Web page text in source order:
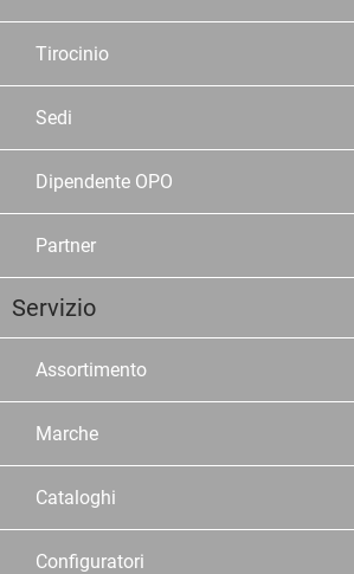
Tirocinio
Sedi
Dipendente OPO
Partner
Servizio
Assortimento
Marche
Cataloghi
Configuratori